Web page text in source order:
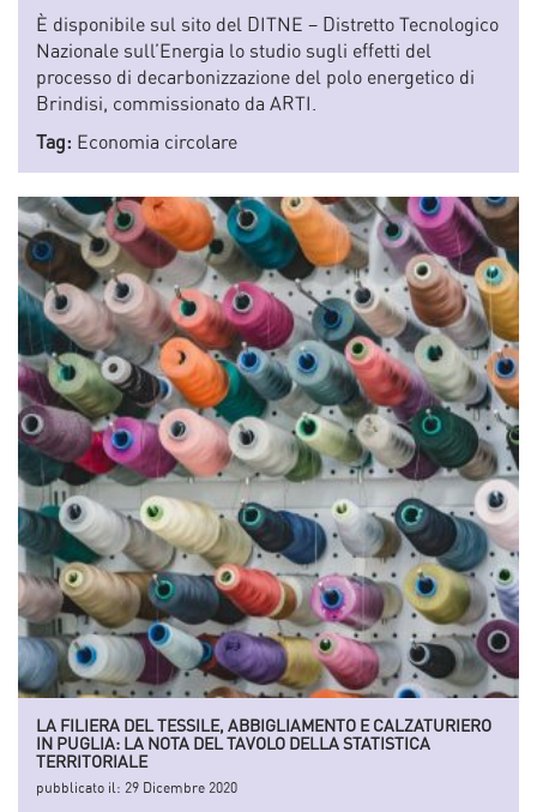
È disponibile sul sito del DITNE – Distretto Tecnologico
Nazionale sull’Energia lo studio sugli effetti del
processo di decarbonizzazione del polo energetico di
Brindisi, commissionato da ARTI.
Tag: Economia circolare
LA FILIERA DEL TESSILE, ABBIGLIAMENTO E CALZATURIERO
IN PUGLIA: LA NOTA DEL TAVOLO DELLA STATISTICA
TERRITORIALE
pubblicato il: 29 Dicembre 2020